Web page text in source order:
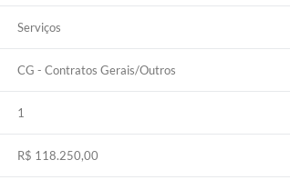
Serviços
CG - Contratos Gerais/Outros
1
R$ 118.250,00